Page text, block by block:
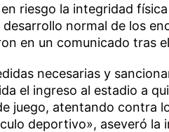
riesgo la integridad
normal de los
en un comunicado tras
necesarias y
el ingreso al estadio a
juego, atentando contra
deportivo», aseveró la